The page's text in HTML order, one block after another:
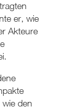
er, wie
Akteure
den